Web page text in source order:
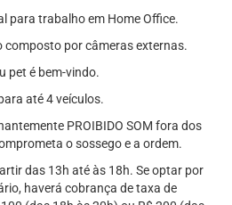
para trabalho em Home Office.
composto por câmeras externas.
pet é bem-vindo.
até 4 veículos.
PROIBIDO SOM fora dos
o sossego e a ordem.
das 13h até às 18h. Se optar por
haverá cobrança de taxa de